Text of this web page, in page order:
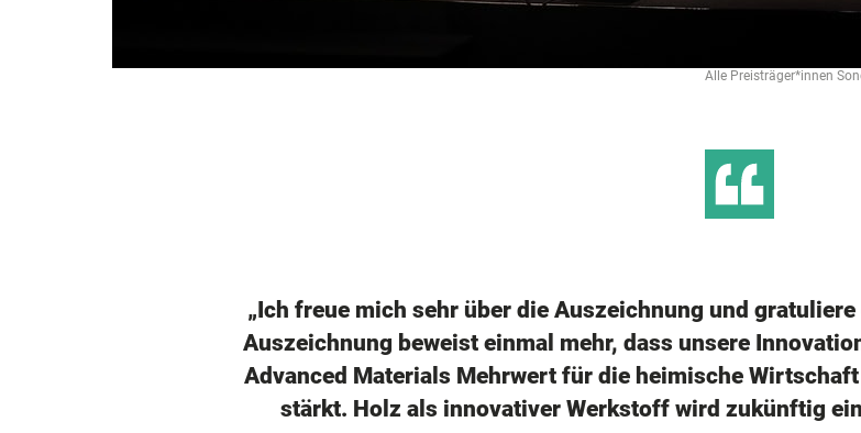
Alle Preisträger*innen
„Ich freue mich sehr über die Auszeichnung und
Auszeichnung beweist einmal mehr, dass unsere
Advanced Materials Mehrwert für die heimische
stärkt. Holz als innovativer Werkstoff wird zukünftig